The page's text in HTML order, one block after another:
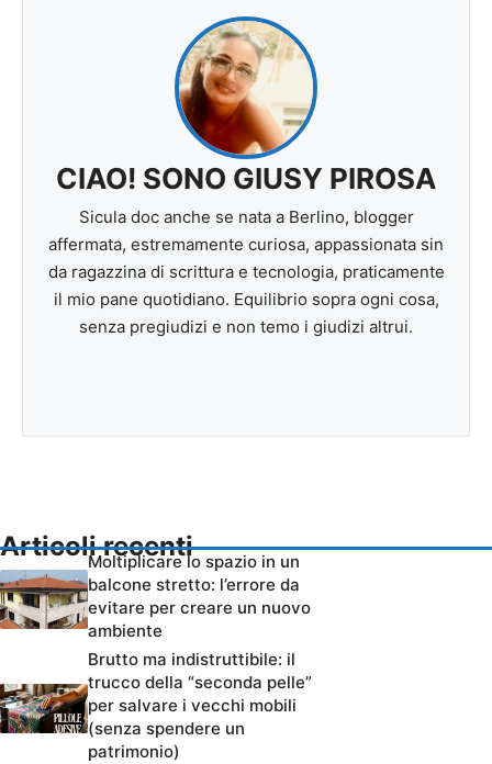
CIAO! SONO GIUSY PIROSA
Sicula doc anche se nata a Berlino, blogger
affermata, estremamente curiosa, appassionata sin
da ragazzina di scrittura e tecnologia, praticamente
il mio pane quotidiano. Equilibrio sopra ogni cosa,
senza pregiudizi e non temo i giudizi altrui.
Articoli recenti
Moltiplicare lo spazio in un
balcone stretto: l’errore da
evitare per creare un nuovo
ambiente
Brutto ma indistruttibile: il
trucco della “seconda pelle”
per salvare i vecchi mobili
(senza spendere un
patrimonio)